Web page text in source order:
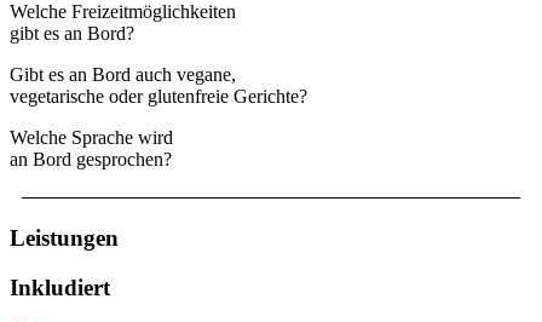
Welche Freizeitmöglichkeiten
gibt es an Bord?
Gibt es an Bord auch vegane,
vegetarische oder glutenfreie Gerichte?
Welche Sprache wird
an Bord gesprochen?
Leistungen
Inkludiert